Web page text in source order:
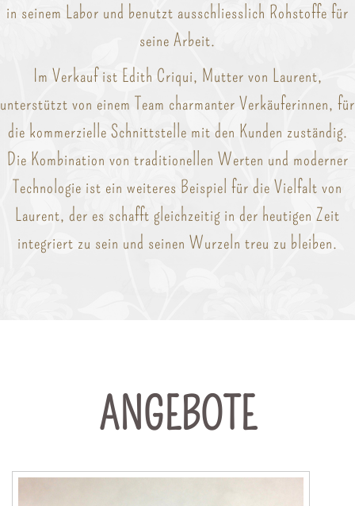
in seinem Labor und benutzt ausschliesslich Rohstoffe für
seine Arbeit.
Im Verkauf ist Edith Criqui, Mutter von Laurent,
unterstützt von einem Team charmanter Verkäuferinnen, für
die kommerzielle Schnittstelle mit den Kunden zuständig.
Die Kombination von traditionellen Werten und moderner
Technologie ist ein weiteres Beispiel für die Vielfalt von
Laurent, der es schafft gleichzeitig in der heutigen Zeit
integriert zu sein und seinen Wurzeln treu zu bleiben.
ANGEBOTE